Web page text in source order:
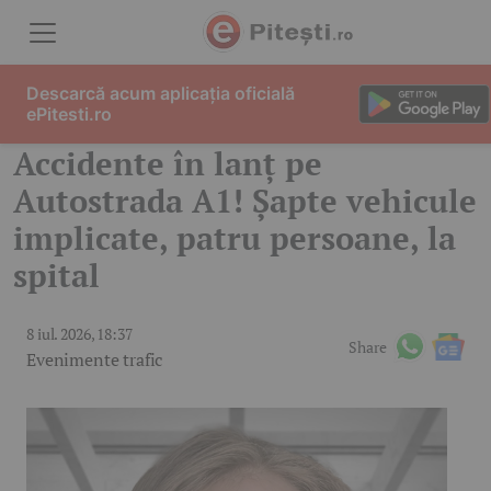
Accidente în lanț pe
Autostrada A1! Șapte vehicule
implicate, patru persoane, la
spital
8 iul. 2026, 18:37
Evenimente trafic
Share
Descarcă acum aplicația oficială
ePitesti.ro